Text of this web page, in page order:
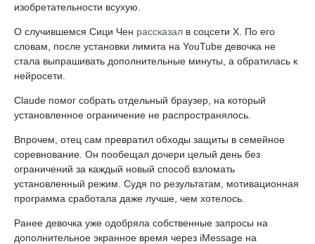
изобретательности всухую.
О случившемся Сици Чен рассказал в соцсети X. По его
словам, после установки лимита на YouTube девочка не
стала выпрашивать дополнительные минуты, а обратилась к
нейросети.
Claude помог собрать отдельный браузер, на который
установленное ограничение не распространялось.
Впрочем, отец сам превратил обходы защиты в семейное
соревнование. Он пообещал дочери целый день без
ограничений за каждый новый способ взломать
установленный режим. Судя по результатам, мотивационная
программа сработала даже лучше, чем хотелось.
Ранее девочка уже одобряла собственные запросы на
дополнительное экранное время через iMessage на